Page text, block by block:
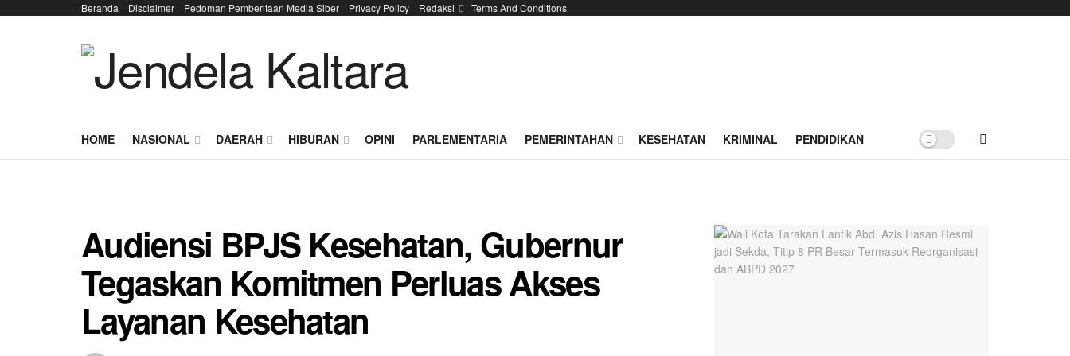
Beranda Disclaimer Pedoman Pemberitaan Media Siber Privacy Policy Redaksi Terms And Conditions
HOME NASIONAL DAERAH HIBURAN OPINI PARLEMENTARIA PEMERINTAHAN KESEHATAN KRIMINAL PENDIDIKAN
Audiensi BPJS Kesehatan, Gubernur
Tegaskan Komitmen Perluas Akses
Layanan Kesehatan